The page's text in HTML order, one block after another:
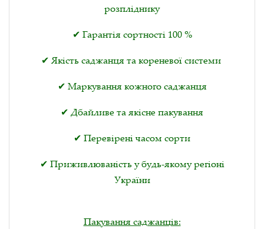
розпліднику
✔ Гарантія сортності 100 %
✔ Якість саджанця та кореневої системи
✔ Маркування кожного саджанця
✔ Дбайливе та якісне пакування
✔ Перевірені часом сорти
✔ Приживлюваність у будь-якому регіоні
України
Пакування саджанців: